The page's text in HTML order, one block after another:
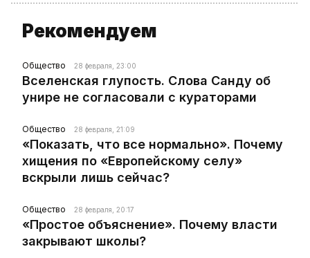
Рекомендуем
Общество 28 февраля, 23:00
Вселенская глупость. Слова Санду об
унире не согласовали с кураторами
Общество 28 февраля, 21:09
«Показать, что все нормально». Почему
хищения по «Европейскому селу»
вскрыли лишь сейчас?
Общество 28 февраля, 20:17
«Простое объяснение». Почему власти
закрывают школы?